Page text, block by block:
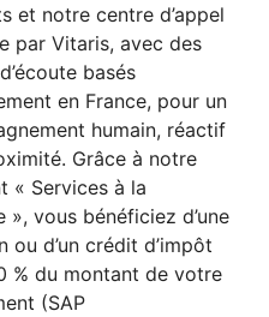
et notre centre d’appel
par Vitaris, avec des
basés
en France, pour un
humain, réactif
Grâce à notre
« Services à la
», vous bénéficiez d’une
ou d’un crédit d’impôt
% du montant de votre
(SAP